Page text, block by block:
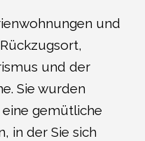
und
und der
Sie wurden
gemütliche
in der Sie sich